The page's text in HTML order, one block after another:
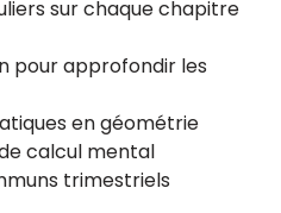
sur chaque chapitre
pour approfondir les
en géométrie
calcul mental
trimestriels